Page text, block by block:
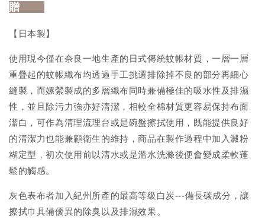
贈
【日本製】
使用現今僅在奈良一地生產的日式傳統蚊帳材質，一層一層
重疊起的蚊帳織布均透過手工挑選排除掉不良的部分再細心
縫製，而嫘縈製成的多層織布同時兼備極佳的吸水性及排濕
性，並且除污力強亦好清潔，相較全棉材質更容易保持布面
潔白，可作為清理流理台或是碗盤擦拭使用，既能提供良好
的清潔力也能兼顧衛生的維持，商品在製作過程中加入澱粉
糊定型，初次使用前以清水或是溫水洗滌後便會變成柔軟蓬
鬆的觸感。
灰色表布者加入紀州所產的最高等級白炭---備長碳成分，讓
擦拭巾具備優異的除臭以及排濕效果。